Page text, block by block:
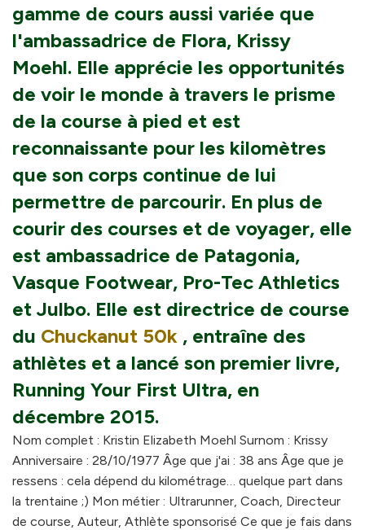
gamme de cours aussi variée que
l'ambassadrice de Flora, Krissy
Moehl. Elle apprécie les opportunités
de voir le monde à travers le prisme
de la course à pied et est
reconnaissante pour les kilomètres
que son corps continue de lui
permettre de parcourir. En plus de
courir des courses et de voyager, elle
est ambassadrice de Patagonia,
Vasque Footwear, Pro-Tec Athletics
et Julbo. Elle est directrice de course
du Chuckanut 50k , entraîne des
athlètes et a lancé son premier livre,
Running Your First Ultra, en
décembre 2015.
Nom complet : Kristin Elizabeth Moehl Surnom : Krissy
Anniversaire : 28/10/1977 Âge que j'ai : 38 ans Âge que je
ressens : cela dépend du kilométrage… quelque part dans
la trentaine ;) Mon métier : Ultrarunner, Coach, Directeur
de course, Auteur, Athlète sponsorisé Ce que je fais dans